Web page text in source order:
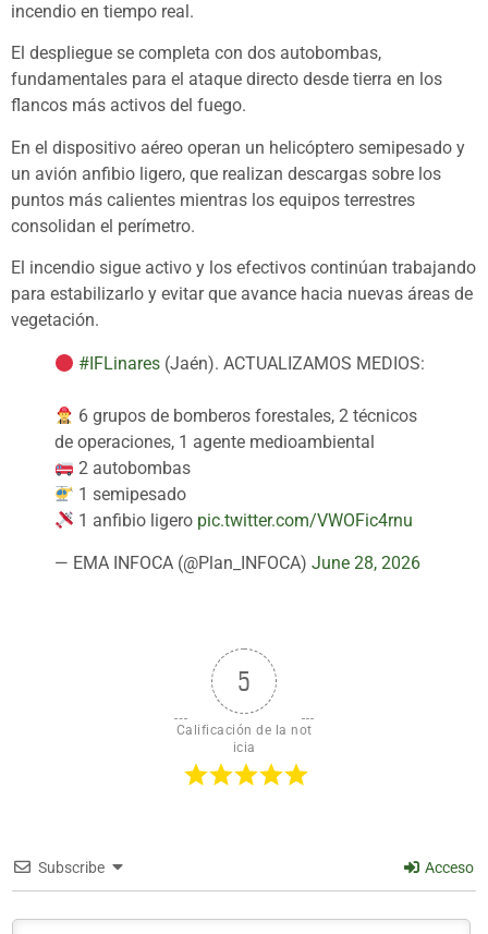
incendio en tiempo real.
El despliegue se completa con dos autobombas,
fundamentales para el ataque directo desde tierra en los
flancos más activos del fuego.
En el dispositivo aéreo operan un helicóptero semipesado y
un avión anfibio ligero, que realizan descargas sobre los
puntos más calientes mientras los equipos terrestres
consolidan el perímetro.
El incendio sigue activo y los efectivos continúan trabajando
para estabilizarlo y evitar que avance hacia nuevas áreas de
vegetación.
#IFLinares (Jaén). ACTUALIZAMOS MEDIOS:
6 grupos de bomberos forestales, 2 técnicos
de operaciones, 1 agente medioambiental
2 autobombas
1 semipesado
1 anfibio ligero pic.twitter.com/VWOFic4rnu
— EMA INFOCA (@Plan_INFOCA) June 28, 2026
5
Calificación de la not
icia
Subscribe Acceso